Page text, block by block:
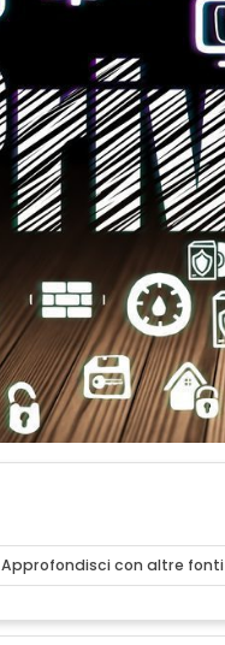
Approfondisci con altre fonti